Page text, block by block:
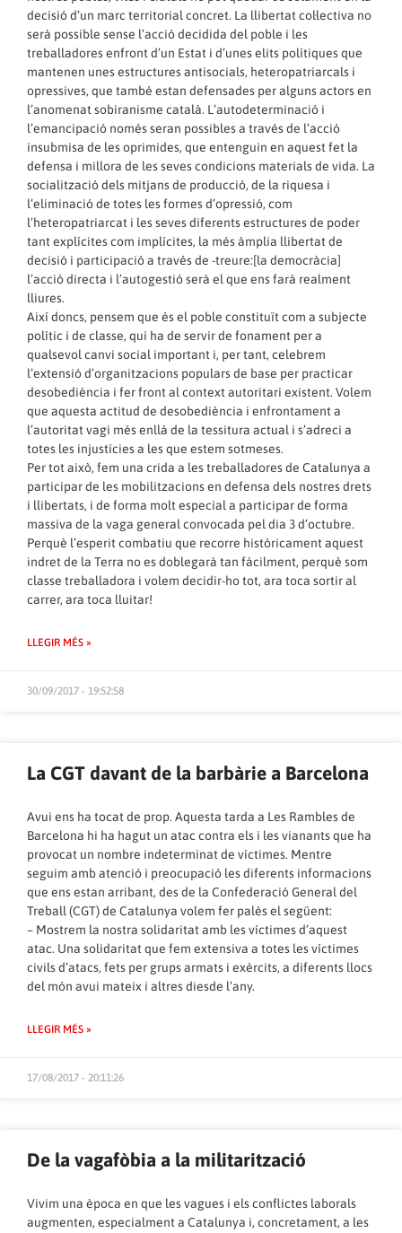
decisió d’un marc territorial concret. La llibertat col·lectiva no
serà possible sense l’acció decidida del poble i les
treballadores enfront d’un Estat i d’unes elits polítiques que
mantenen unes estructures antisocials, heteropatriarcals i
opressives, que també estan defensades per alguns actors en
l’anomenat sobiranisme català. L’autodeterminació i
l’emancipació només seran possibles a través de l’acció
insubmisa de les oprimides, que entenguin en aquest fet la
defensa i millora de les seves condicions materials de vida. La
socialització dels mitjans de producció, de la riquesa i
l’eliminació de totes les formes d’opressió, com
l’heteropatriarcat i les seves diferents estructures de poder
tant explícites com implícites, la més àmplia llibertat de
decisió i participació a través de -treure:[la democràcia]
l’acció directa i l’autogestió serà el que ens farà realment
lliures.
Així doncs, pensem que és el poble constituït com a subjecte
polític i de classe, qui ha de servir de fonament per a
qualsevol canvi social important i, per tant, celebrem
l’extensió d’organitzacions populars de base per practicar
desobediència i fer front al context autoritari existent. Volem
que aquesta actitud de desobediència i enfrontament a
l’autoritat vagi més enllà de la tessitura actual i s’adreci a
totes les injustícies a les que estem sotmeses.
Per tot això, fem una crida a les treballadores de Catalunya a
participar de les mobilitzacions en defensa dels nostres drets
i llibertats, i de forma molt especial a participar de forma
massiva de la vaga general convocada pel dia 3 d’octubre.
Perquè l’esperit combatiu que recorre històricament aquest
indret de la Terra no es doblegarà tan fàcilment, perquè som
classe treballadora i volem decidir-ho tot, ara toca sortir al
carrer, ara toca lluitar!
LLEGIR MÉS »
30/09/2017 - 19:52:58
La CGT davant de la barbàrie a Barcelona
Avui ens ha tocat de prop. Aquesta tarda a Les Rambles de
Barcelona hi ha hagut un atac contra els i les vianants que ha
provocat un nombre indeterminat de víctimes. Mentre
seguim amb atenció i preocupació les diferents informacions
que ens estan arribant, des de la Confederació General del
Treball (CGT) de Catalunya volem fer palès el següent:
– Mostrem la nostra solidaritat amb les víctimes d’aquest
atac. Una solidaritat que fem extensiva a totes les víctimes
civils d’atacs, fets per grups armats i exèrcits, a diferents llocs
del món avui mateix i altres diesde l’any.
LLEGIR MÉS »
17/08/2017 - 20:11:26
De la vagafòbia a la militarització
Vivim una època en que les vagues i els conflictes laborals
augmenten, especialment a Catalunya i, concretament, a les